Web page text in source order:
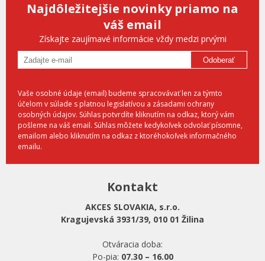
Najdôležitejšie novinky priamo na
váš email
Získajte zaujímavé informácie vždy medzi prvými
Odoberať
Vaše osobné údaje (email) budeme spracovávať len za týmto
účelom v súlade s platnou legislatívou a zásadami ochrany
osobných údajov. Súhlas potvrdíte kliknutím na odkaz, ktorý vám
pošleme na váš email. Súhlas môžete kedykoľvek odvolať písomne,
emailom alebo kliknutím na odkaz z ktoréhokoľvek informačného
emailu.
Kontakt
AKCES SLOVAKIA, s.r.o.
Kragujevská 3931/39, 010 01 Žilina
Otváracia doba:
Po-pia: 07.30 – 16.00